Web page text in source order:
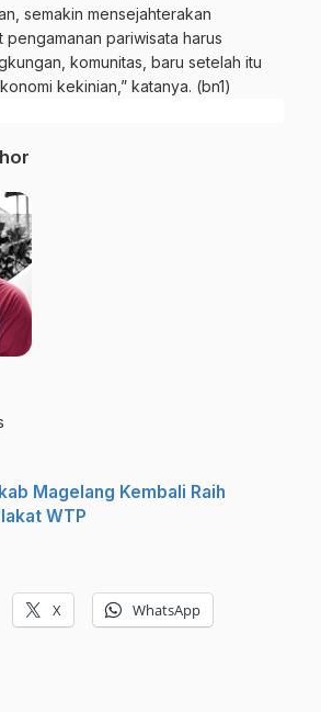
semakin mensejahterakan
pengamanan pariwisata harus
komunitas, baru setelah itu
kekinian,” katanya. (bn1)
Magelang Kembali Raih
WTP
X WhatsApp